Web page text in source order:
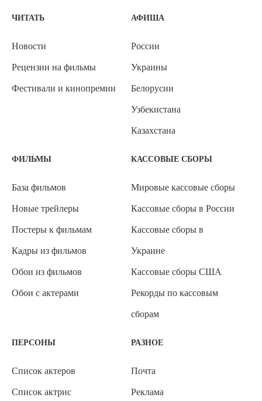
ЧИТАТЬ
Новости
Рецензии на фильмы
Фестивали и кинопремии
АФИША
России
Украины
Белорусии
Узбекистана
Казахстана
ФИЛЬМЫ
База фильмов
Новые трейлеры
Постеры к фильмам
Кадры из фильмов
Обои из фильмов
Обои с актерами
КАССОВЫЕ СБОРЫ
Мировые кассовые сборы
Кассовые сборы в России
Кассовые сборы в
Украине
Кассовые сборы США
Рекорды по кассовым
сборам
ПЕРСОНЫ
Список актеров
Список актрис
РАЗНОЕ
Почта
Реклама